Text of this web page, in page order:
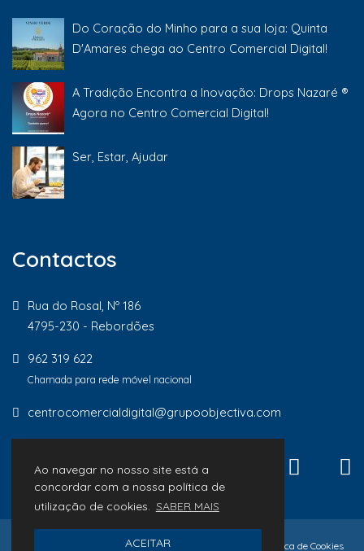
Ao navegar no nosso site está a
concordar com a nossa política de
utilização de cookies. SABER MAIS
ACEITAR
Do Coração do Minho para a sua loja: Quinta
D'Amares chega ao Centro Comercial Digital!
A Tradição Encontra a Inovação: Drops Nazaré ®
Agora no Centro Comercial Digital!
Ser, Estar, Ajudar
Contactos
Rua do Rosal, Nº 186
4795-230 - Rebordões
962 319 622
Chamada para rede móvel nacional
centrocomercialdigital@grupoobjectiva.com
© 2026 Lojas de Proximidade Política de Privacidade Política de Cookies